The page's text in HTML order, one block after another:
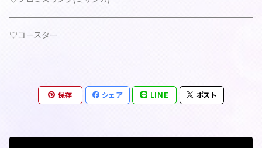
♡コースター
保存 シェア LINE ポスト